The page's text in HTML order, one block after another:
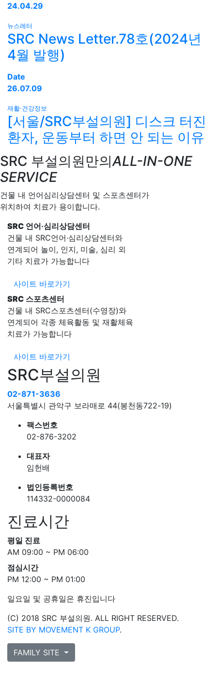
24.04.29
뉴스레터
SRC News Letter.78호(2024년
4월 발행)
Date
26.07.09
재활·건강정보
[서울/SRC부설의원] 디스크 터진
환자, 운동부터 하면 안 되는 이유
SRC 부설의원만의ALL-IN-ONE
SERVICE
건물 내 언어심리상담센터 및 스포츠센터가
위치하여 치료가 용이합니다.
SRC 언어·심리상담센터
건물 내 SRC언어·심리상담센터와
연계되어 놀이, 인지, 미술, 심리 외
기타 치료가 가능합니다
사이트 바로가기
SRC 스포츠센터
건물 내 SRC스포츠센터(수영장)와
연계되어 각종 체육활동 및 재활체육
치료가 가능합니다
사이트 바로가기
SRC부설의원
02-871-3636
서울특별시 관악구 보라매로 44(봉천동722-19)
팩스번호
02-876-3202
대표자
임헌배
법인등록번호
114332-0000084
진료시간
평일 진료
AM 09:00 ~ PM 06:00
점심시간
PM 12:00 ~ PM 01:00
일요일 및 공휴일은 휴진입니다
(C) 2018 SRC 부설의원. ALL RIGHT RESERVED.
SITE BY MOVEMENT K GROUP.
FAMILY SITE